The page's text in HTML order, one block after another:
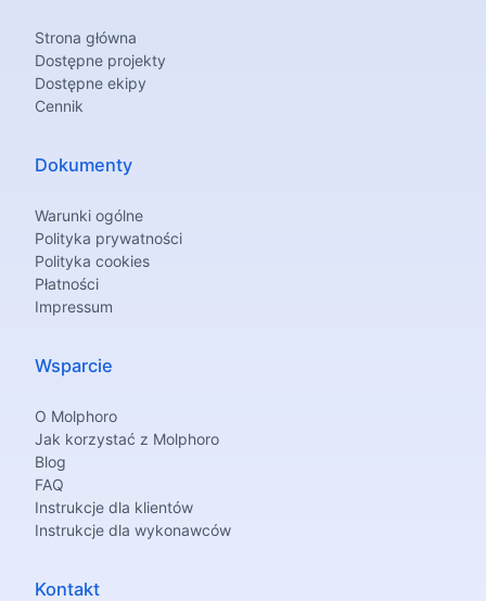
Strona główna
Dostępne projekty
Dostępne ekipy
Cennik
Dokumenty
Warunki ogólne
Polityka prywatności
Polityka cookies
Płatności
Impressum
Wsparcie
O Molphoro
Jak korzystać z Molphoro
Blog
FAQ
Instrukcje dla klientów
Instrukcje dla wykonawców
Kontakt